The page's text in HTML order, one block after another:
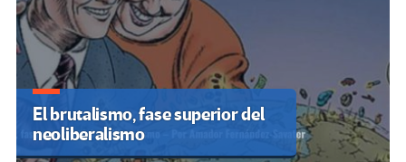
El brutalismo, fase superior del
neoliberalismo